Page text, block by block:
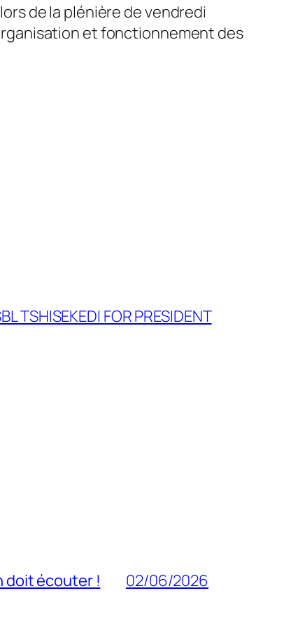
de la plénière de vendredi
et fonctionnement des
TSHISEKEDI FOR PRESIDENT
doit écouter ! 02/06/2026